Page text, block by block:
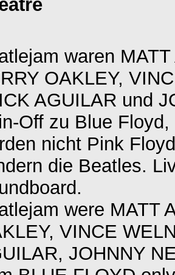
waren
OAKLEY,
AGUILAR und
Off zu Blue
nicht Pink
die Beatles.
were MATT
VINCE
JOHNNY